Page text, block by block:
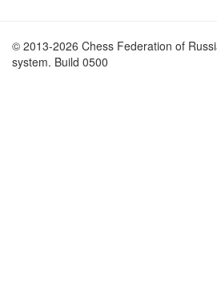
© 2013-2026 Chess Federation of
system. Build 0500